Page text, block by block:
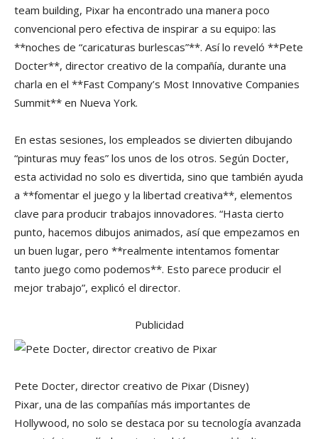
team building, Pixar ha encontrado una manera poco
convencional pero efectiva de inspirar a su equipo: las
**noches de “caricaturas burlescas”**. Así lo reveló **Pete
Docter**, director creativo de la compañía, durante una
charla en el **Fast Company’s Most Innovative Companies
Summit** en Nueva York.
En estas sesiones, los empleados se divierten dibujando
“pinturas muy feas” los unos de los otros. Según Docter,
esta actividad no solo es divertida, sino que también ayuda
a **fomentar el juego y la libertad creativa**, elementos
clave para producir trabajos innovadores. “Hasta cierto
punto, hacemos dibujos animados, así que empezamos en
un buen lugar, pero **realmente intentamos fomentar
tanto juego como podemos**. Esto parece producir el
mejor trabajo”, explicó el director.
Publicidad
Pete Docter, director creativo de Pixar (Disney)
Pixar, una de las compañías más importantes de
Hollywood, no solo se destaca por su tecnología avanzada